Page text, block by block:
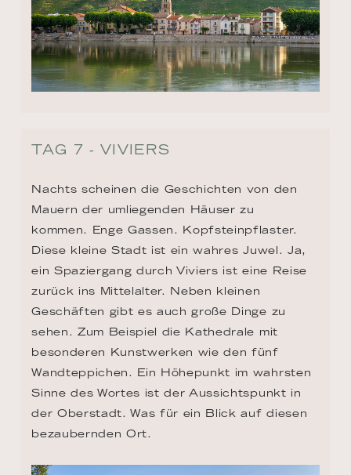
TAG 7 - VIVIERS
Nachts scheinen die Geschichten von den
Mauern der umliegenden Häuser zu
kommen. Enge Gassen. Kopfsteinpflaster.
Diese kleine Stadt ist ein wahres Juwel. Ja,
ein Spaziergang durch Viviers ist eine Reise
zurück ins Mittelalter. Neben kleinen
Geschäften gibt es auch große Dinge zu
sehen. Zum Beispiel die Kathedrale mit
besonderen Kunstwerken wie den fünf
Wandteppichen. Ein Höhepunkt im wahrsten
Sinne des Wortes ist der Aussichtspunkt in
der Oberstadt. Was für ein Blick auf diesen
bezaubernden Ort.